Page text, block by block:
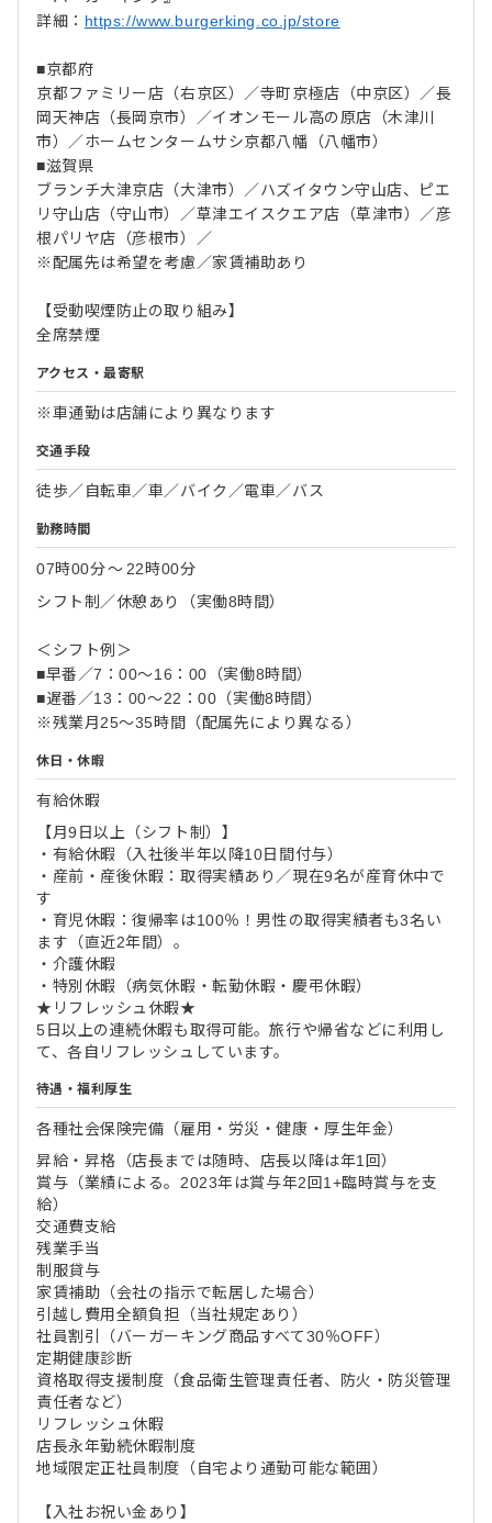
詳細： https://www.burgerking.co.jp/store
■京都府
京都ファミリー店（右京区）／寺町京極店（中京区）／長
岡天神店（長岡京市）／イオンモール高の原店（木津川
市）／ホームセンタームサシ京都八幡（八幡市）
■滋賀県
ブランチ大津京店（大津市）／ハズイタウン守山店、ピエ
リ守山店（守山市）／草津エイスクエア店（草津市）／彦
根パリヤ店（彦根市）／
※配属先は希望を考慮／家賃補助あり
【受動喫煙防止の取り組み】
全席禁煙
アクセス・最寄駅
※車通勤は店舗により異なります
交通手段
徒歩／自転車／車／バイク／電車／バス
勤務時間
07時00分〜 22時00分
シフト制／休憩あり（実働8時間）
＜シフト例＞
■早番／7：00～16：00（実働8時間）
■遅番／13：00～22：00（実働8時間）
※残業月25～35時間（配属先により異なる）
休日・休暇
有給休暇
【月9日以上（シフト制）】
・有給休暇（入社後半年以降10日間付与）
・産前・産後休暇：取得実績あり／現在9名が産育休中で
す
・育児休暇：復帰率は100％！男性の取得実績者も3名い
ます（直近2年間）。
・介護休暇
・特別休暇（病気休暇・転勤休暇・慶弔休暇）
★リフレッシュ休暇★
5日以上の連続休暇も取得可能。旅行や帰省などに利用し
て、各自リフレッシュしています。
待遇・福利厚生
各種社会保険完備（雇用・労災・健康・厚生年金）
昇給・昇格（店長までは随時、店長以降は年1回）
賞与（業績による。2023年は賞与年2回1+臨時賞与を支
給）
交通費支給
残業手当
制服貸与
家賃補助（会社の指示で転居した場合）
引越し費用全額負担（当社規定あり）
社員割引（バーガーキング商品すべて30％OFF）
定期健康診断
資格取得支援制度（食品衛生管理責任者、防火・防災管理
責任者など）
リフレッシュ休暇
店長永年勤続休暇制度
地域限定正社員制度（自宅より通勤可能な範囲）
【入社お祝い金あり】